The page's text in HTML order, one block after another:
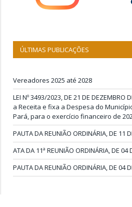
ÚLTIMAS PUBLICAÇÕES
Vereadores 2025 até 2028
LEI Nº 3493/2023, DE 21 DE DEZEMBRO
a Receita e fixa a Despesa do
Pará, para o exercício financeiro de
PAUTA DA REUNIÃO ORDINÁRIA, DE 11
ATA DA 11ª REUNIÃO ORDINÁRIA, DE 04
PAUTA DA REUNIÃO ORDINÁRIA, DE 04